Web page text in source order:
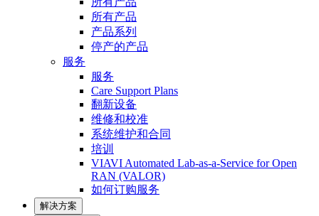
所有产品
产品系列
停产的产品
服务
服务
Care Support Plans
翻新设备
维修和校准
系统维护和合同
培训
VIAVI Automated Lab-as-a-Service for Open
RAN (VALOR)
如何订购服务
解决方案